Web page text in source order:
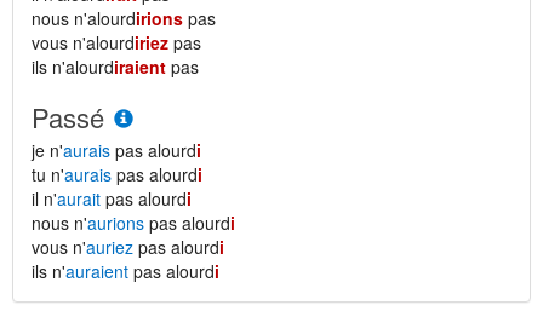
nous n'alourdirions pas
vous n'alourdiriez pas
ils n'alourdiraient pas
Passé
je n'aurais pas alourdi
tu n'aurais pas alourdi
il n'aurait pas alourdi
nous n'aurions pas alourdi
vous n'auriez pas alourdi
ils n'auraient pas alourdi